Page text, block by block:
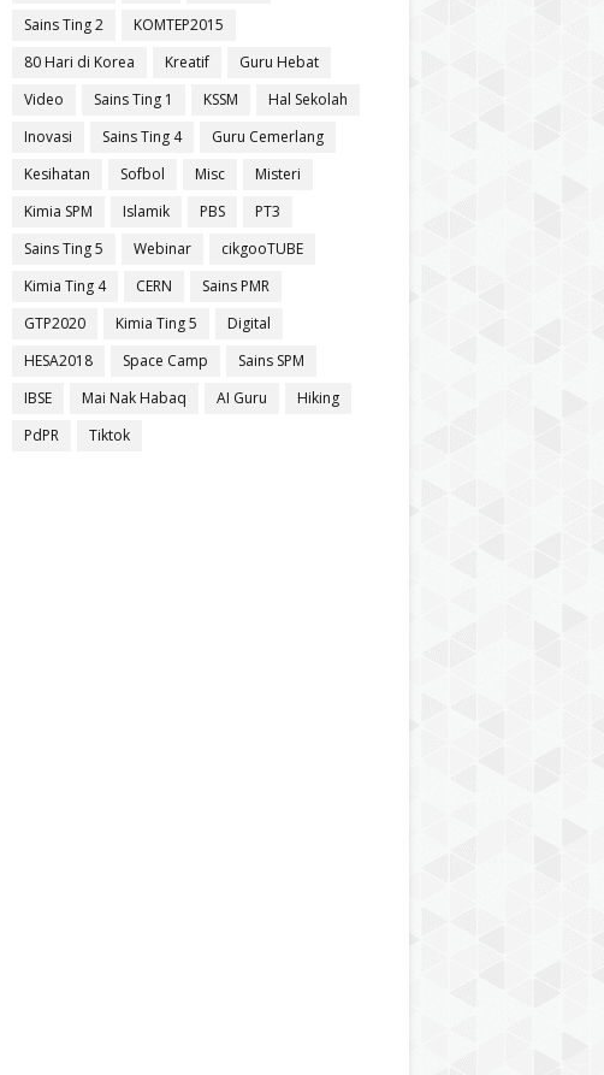
Sains Ting 2
KOMTEP2015
80 Hari di Korea
Kreatif
Guru Hebat
Video
Sains Ting 1 KSSM
Hal Sekolah
Inovasi
Sains Ting 4
Guru Cemerlang
Kesihatan
Sofbol Misc
Misteri
Kimia SPM
Islamik PBS
PT3
Sains Ting 5
Webinar
cikgooTUBE
Kimia Ting 4
CERN
Sains PMR
GTP2020
Kimia Ting 5
Digital
HESA2018
Space Camp
Sains SPM
IBSE
Mai Nak Habaq AI Guru
Hiking
PdPR
Tiktok